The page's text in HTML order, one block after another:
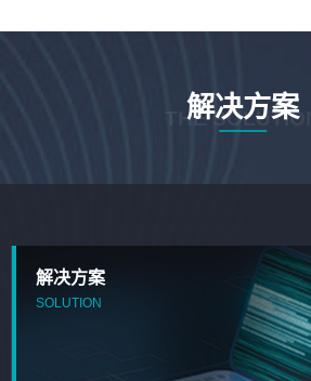
解决方案
THE SOLUTION
解决方案
SOLUTION